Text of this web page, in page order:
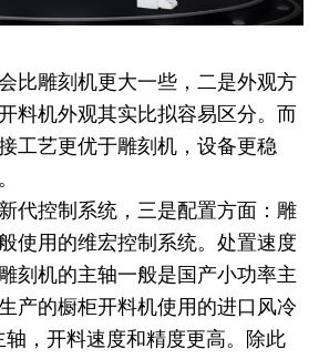
比雕刻机更大一些，二是外观方
料机外观其实比拟容易区分。而
工艺更优于雕刻机，设备更稳
代控制系统，三是配置方面：雕
使用的维宏控制系统。处置速度
刻机的主轴一般是国产小功率主
产的橱柜开料机使用的进口风冷
轴，开料速度和精度更高。除此